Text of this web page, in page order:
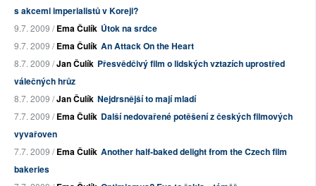
s akcemi imperialistů v Koreji?
9.7. 2009 /Ema Čulík Útok na srdce
9.7. 2009 /Ema Čulík An Attack On the Heart
8.7. 2009 /Jan Čulík Přesvědčivý film o lidských vztazích uprostřed
válečných hrůz
8.7. 2009 /Jan Čulík Nejdrsnější to mají mladí
7.7. 2009 /Ema Čulík Další nedovařené potěšení z českých filmových
vyvařoven
7.7. 2009 /Ema Čulík Another half-baked delight from the Czech film
bakeries